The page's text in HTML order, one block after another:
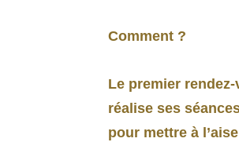
Comment ?
Le premier
réalise ses
pour mettre à